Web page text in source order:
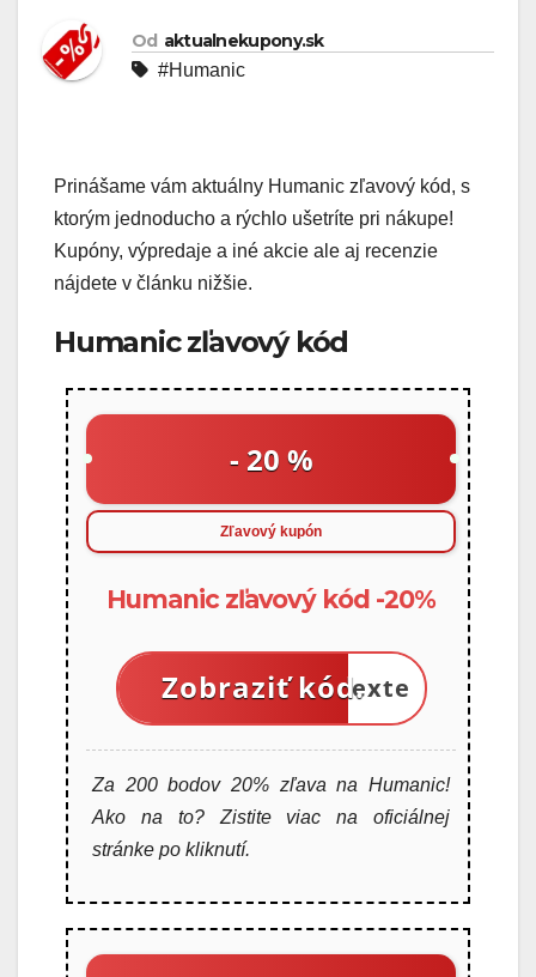
Od aktualnekupony.sk
#Humanic
Prinášame vám aktuálny Humanic zľavový kód, s
ktorým jednoducho a rýchlo ušetríte pri nákupe!
Kupóny, výpredaje a iné akcie ale aj recenzie
nájdete v článku nižšie.
Humanic zľavový kód
- 20 %
Zľavový kupón
Humanic zľavový kód -20%
V texte
Zobraziť kód.
Za 200 bodov 20% zľava na Humanic!
Ako na to? Zistite viac na oficiálnej
stránke po kliknutí.